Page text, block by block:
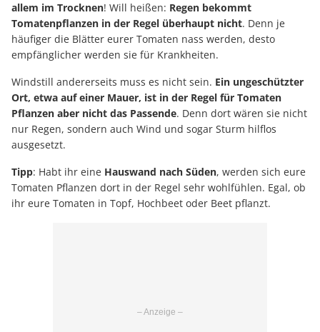
allem im Trocknen! Will heißen: Regen bekommt
Tomatenpflanzen in der Regel überhaupt nicht. Denn je
häufiger die Blätter eurer Tomaten nass werden, desto
empfänglicher werden sie für Krankheiten.
Windstill andererseits muss es nicht sein. Ein ungeschützter
Ort, etwa auf einer Mauer, ist in der Regel für Tomaten
Pflanzen aber nicht das Passende. Denn dort wären sie nicht
nur Regen, sondern auch Wind und sogar Sturm hilflos
ausgesetzt.
Tipp: Habt ihr eine Hauswand nach Süden, werden sich eure
Tomaten Pflanzen dort in der Regel sehr wohlfühlen. Egal, ob
ihr eure Tomaten in Topf, Hochbeet oder Beet pflanzt.